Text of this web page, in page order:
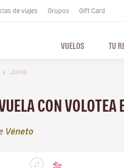
de viajes Grupos Gift Card
VUELOS TU
Junio
CON
Véneto